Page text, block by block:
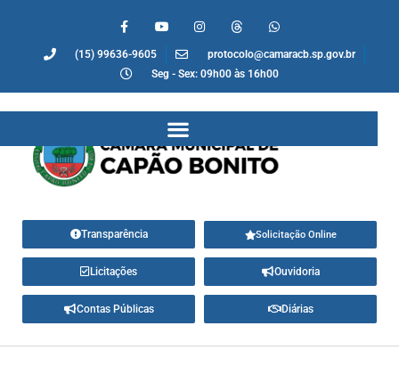
(15) 99636-9605
protocolo@camaracb.sp.gov.br
Seg - Sex: 09h00 às 16h00
Transparência Solicitação Online
Licitações Ouvidoria
Contas Públicas Diárias